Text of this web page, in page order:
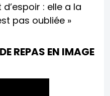
: elle a la
pas oubliée »
REPAS EN IMAGE